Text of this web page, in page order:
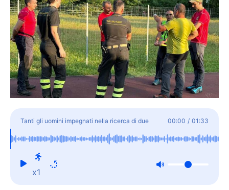
Tanti gli uomini impegnati nella ricerca di due
dispersi: si tratta di un turista tedesco e di un
56enne di Verbania
00:00 / 01:33
x1